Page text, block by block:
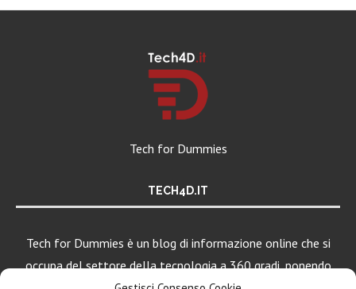
Tech for Dummies
TECH4D.IT
Tech for Dummies è un blog di informazione online che si
occupa del settore della tecnologia a 360 gradi, ponendo